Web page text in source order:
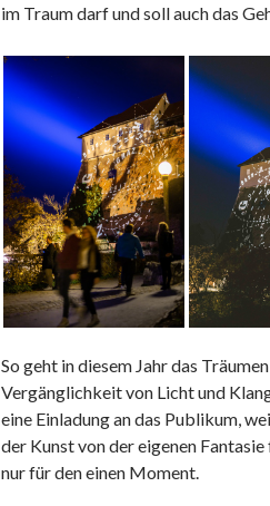
im Traum darf und soll auch das
So geht in diesem Jahr das
Vergänglichkeit von Licht und
eine Einladung an das Publikum,
der Kunst von der eigenen
nur für den einen Moment.